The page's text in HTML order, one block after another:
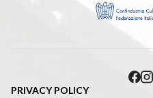
PRIVACY POLICY